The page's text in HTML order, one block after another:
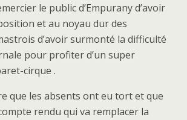
le public d’Empurany d’avoir
et au noyau dur des
d’avoir surmonté la difficulté
pour profiter d’un super
cirque .
que les absents ont eu tort et que
rendu qui va remplacer la